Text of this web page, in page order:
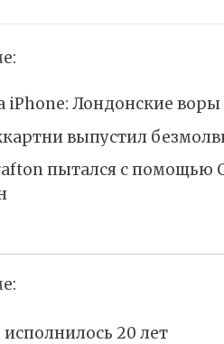
iPhone: Лондонские
выпустил
пытался с помощью
исполнилось 20 лет